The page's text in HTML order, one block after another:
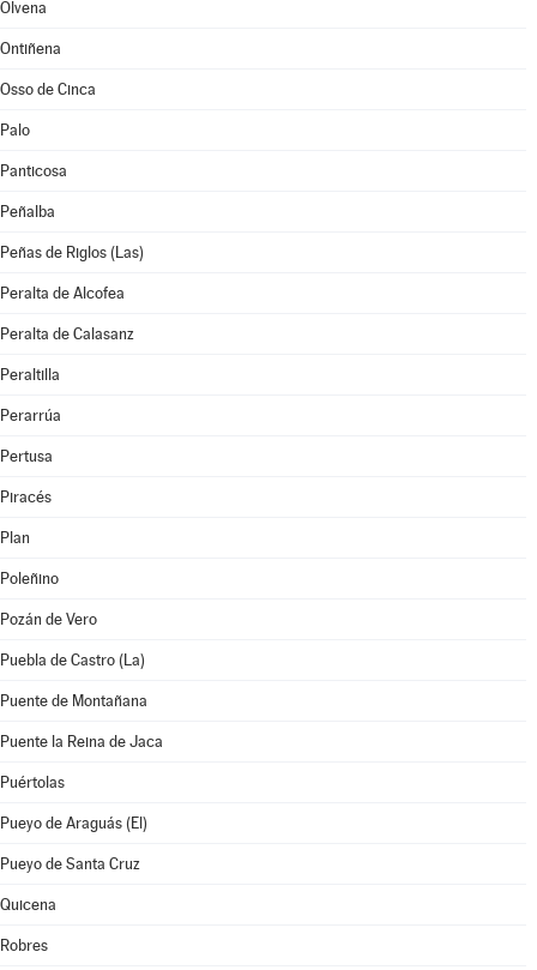
Olvena
Ontiñena
Osso de Cinca
Palo
Panticosa
Peñalba
Peñas de Riglos (Las)
Peralta de Alcofea
Peralta de Calasanz
Peraltilla
Perarrúa
Pertusa
Piracés
Plan
Poleñino
Pozán de Vero
Puebla de Castro (La)
Puente de Montañana
Puente la Reina de Jaca
Puértolas
Pueyo de Araguás (El)
Pueyo de Santa Cruz
Quicena
Robres